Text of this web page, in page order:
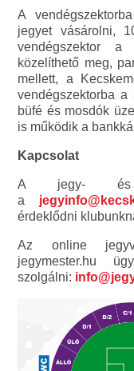
A
jegyet vásárolni,
vendégszektor
közelíthető meg,
mellett, a
vendégszektorba
büfé és mosdók
is működik a
Kapcsolat
A jegy- és
a
érdeklődni
Az online
jegymester.hu
szolgálni: